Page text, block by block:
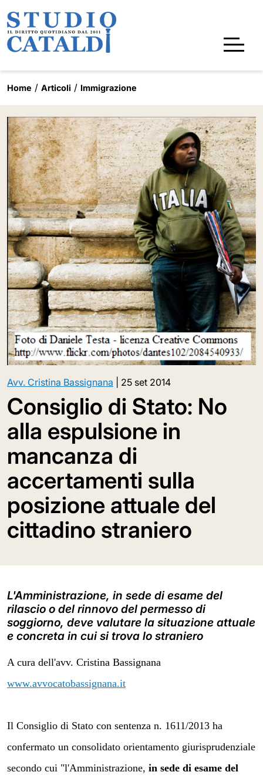
Home Articoli Immigrazione
Avv. Cristina Bassignana 25 set 2014
Consiglio di Stato: No
alla espulsione in
mancanza di
accertamenti sulla
posizione attuale del
cittadino straniero
L'Amministrazione, in sede di esame del
rilascio o del rinnovo del permesso di
soggiorno, deve valutare la situazione attuale
e concreta in cui si trova lo straniero
A cura dell'avv. Cristina Bassignana
www.avvocatobassignana.it
Il Consiglio di Stato con sentenza n. 1611/2013 ha
confermato un consolidato orientamento giurisprudenziale
secondo cui "l'Amministrazione, in sede di esame del